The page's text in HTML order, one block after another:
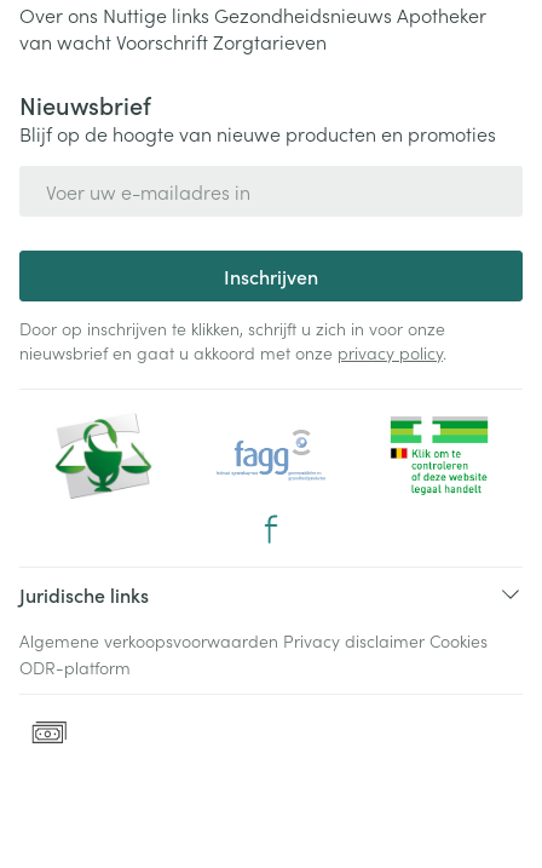
Over ons Nuttige links Gezondheidsnieuws Apotheker
van wachtVoorschriftZorgtarieven
Nieuwsbrief
Blijf op de hoogte van nieuwe producten en promoties
Inschrijven
Door op inschrijven te klikken, schrijft u zich in voor onze
nieuwsbrief en gaat u akkoord met onze privacy policy.
Juridische links
Algemene verkoopsvoorwaarden Privacy disclaimer Cookies
ODR-platform